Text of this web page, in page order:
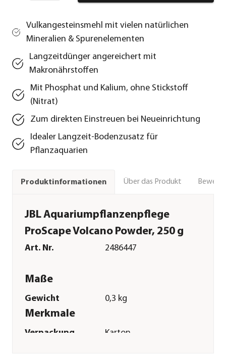
Vulkangesteinsmehl mit vielen natürlichen
Mineralien & Spurenelementen
Langzeitdünger angereichert mit
Makronährstoffen
Mit Phosphat und Kalium, ohne Stickstoff
(Nitrat)
Zum direkten Einstreuen bei Neueinrichtung
Idealer Langzeit-Bodenzusatz für
Pflanzaquarien
Produktinformationen Über das Produkt
JBL Aquariumpflanzenpflege
ProScape Volcano Powder, 250 g
Art. Nr. 2486447
Maße
Gewicht 0,3 kg
Merkmale
Verpackung
Karton